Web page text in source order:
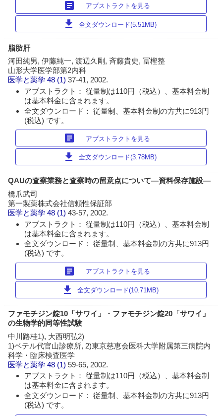
article アブストラクトを見る
download 全文ダウンロード(5.51MB)
脂肪肝
河田純男, 伊藤純一, 渡辺久剛, 斉藤貴史, 冨樫整
山形大学医学部第2内科
医学と薬学 48 (1)37-41, 2002.
アブストラクト： 従量制は110円（税込）、基本料金制
は基本料金に含まれます。
全文ダウンロード： 従量制、基本料金制の方共に913円
(税込) です。
article アブストラクトを見る
download 全文ダウンロード(3.78MB)
QAUの査察業務と査察時の留意点について―資料保存施設―
橋爪武司
第一製薬株式会社信頼性保証部
医学と薬学 48 (1)43-57, 2002.
アブストラクト： 従量制は110円（税込）、基本料金制
は基本料金に含まれます。
全文ダウンロード： 従量制、基本料金制の方共に913円
(税込) です。
article アブストラクトを見る
download 全文ダウンロード(10.71MB)
ファモチジン錠10「サワイ」・ファモチジン錠20「サワイ」
の生物学的同等性試験
中川路桂1), 大西明弘2)
1)ベテル代官山診療所, 2)東京慈恵会医科大学附属第三病院内
科学・臨床検査医学
医学と薬学 48 (1)59-65, 2002.
アブストラクト： 従量制は110円（税込）、基本料金制
は基本料金に含まれます。
全文ダウンロード： 従量制、基本料金制の方共に913円
(税込) です。